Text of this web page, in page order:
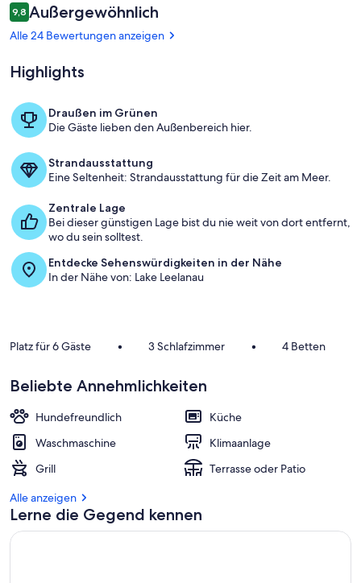
Außenbereich
Bewertungen
9,89,8 von 10.
Außergewöhnlich
Alle 24 Bewertungen anzeigen
Highlights
Draußen im Grünen
Die Gäste lieben den Außenbereich hier.
Strandausstattung
Eine Seltenheit: Strandausstattung für die Zeit am Meer.
Zentrale Lage
Bei dieser günstigen Lage bist du nie weit von dort entfernt,
wo du sein solltest.
Entdecke Sehenswürdigkeiten in der Nähe
In der Nähe von: Lake Leelanau
Platz für 6 Gäste • 3 Schlafzimmer • 4 Betten
Beliebte Annehmlichkeiten
Hundefreundlich
Küche
Waschmaschine
Klimaanlage
Grill
Terrasse oder Patio
Alle anzeigen
Lerne die Gegend kennen